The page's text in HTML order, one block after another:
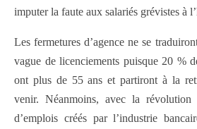
imputer la faute aux salariés grévistes à
Les fermetures d’agence ne se
vague de licenciements puisque 20 %
ont plus de 55 ans et partiront à la
venir. Néanmoins, avec la révolution
d’emplois créés par l’industrie